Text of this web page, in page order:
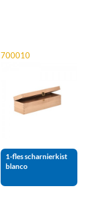
700010
1-fles scharnierkist
blanco